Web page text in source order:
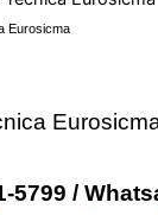
Eurosicma
5799 /